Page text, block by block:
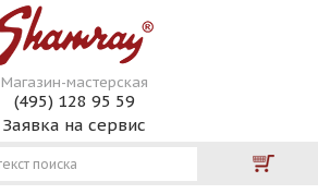
Магазин-мастерская
(495) 128 95 59
Заявка на сервис